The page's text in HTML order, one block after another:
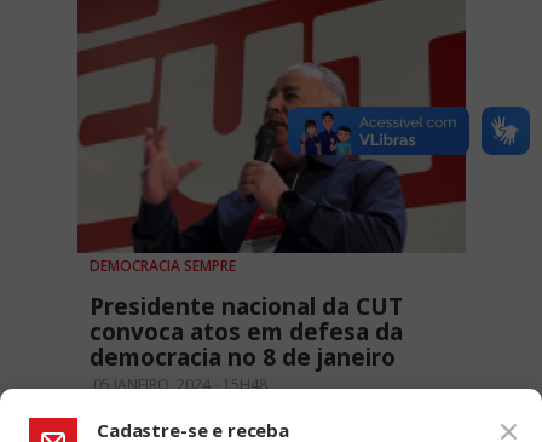
DEMOCRACIA SEMPRE
Presidente nacional da CUT
convoca atos em defesa da
democracia no 8 de janeiro
05 JANEIRO, 2024 - 15H48
Cadastre-se e receba